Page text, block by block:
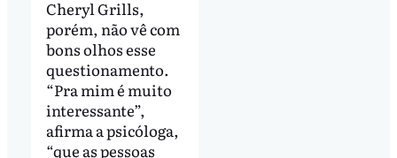
Cheryl Grills,
porém, não vê com
bons olhos esse
questionamento.
“Pra mim é muito
interessante”,
afirma a psicóloga,
“que as pessoas